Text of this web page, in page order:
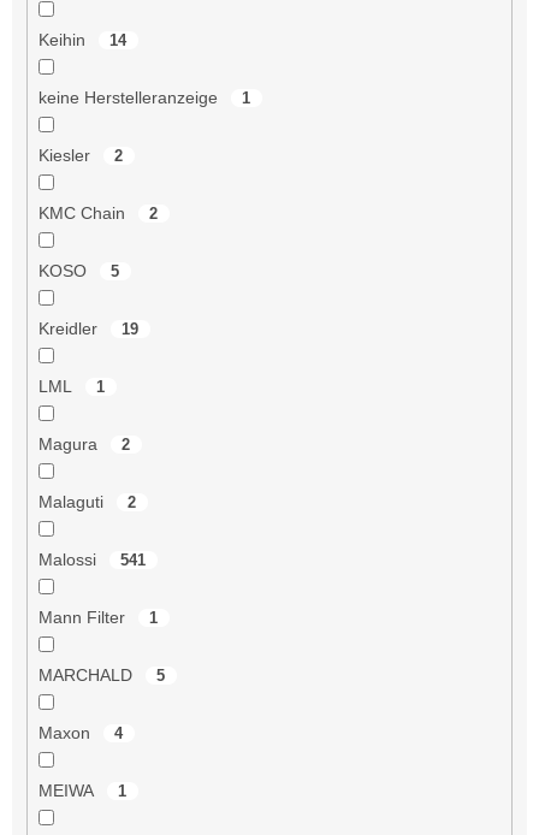
Keihin 14
keine Herstelleranzeige 1
Kiesler 2
KMC Chain 2
KOSO 5
Kreidler 19
LML 1
Magura 2
Malaguti 2
Malossi 541
Mann Filter 1
MARCHALD 5
Maxon 4
MEIWA 1